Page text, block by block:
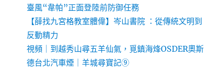
臺風“韋帕”正面登陸前防御任務
【薛找九宮格教室體偉】岑山書院 ：從傳統文明到
反動精力
視頻｜到越秀山尋五羊仙氣，覓鎮海烽OSDER奧斯
德台北汽車煙｜羊城尋寶記⑨